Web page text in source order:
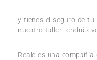
y tienes el seguro de tu
nuestro taller tendrás
Reale es una compañía